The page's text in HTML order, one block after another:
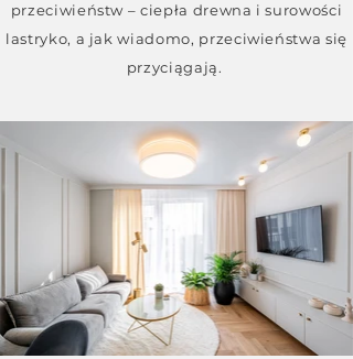
przeciwieństw – ciepła drewna i surowości
lastryko, a jak wiadomo, przeciwieństwa się
przyciągają.